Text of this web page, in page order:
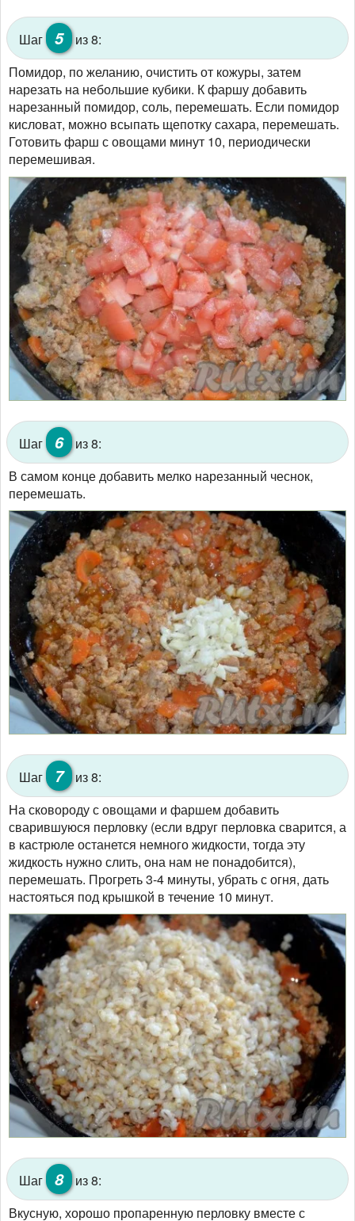
Шаг 5
из 8:
Помидор, по желанию, очистить от кожуры, затем
нарезать на небольшие кубики. К фаршу добавить
нарезанный помидор, соль, перемешать. Если помидор
кисловат, можно всыпать щепотку сахара, перемешать.
Готовить фарш с овощами минут 10, периодически
перемешивая.
Шаг 6
из 8:
В самом конце добавить мелко нарезанный чеснок,
перемешать.
Шаг 7
из 8:
На сковороду с овощами и фаршем добавить
сварившуюся перловку (если вдруг перловка сварится, а
в кастрюле останется немного жидкости, тогда эту
жидкость нужно слить, она нам не понадобится),
перемешать. Прогреть 3-4 минуты, убрать с огня, дать
настояться под крышкой в течение 10 минут.
Шаг 8
из 8:
Вкусную, хорошо пропаренную перловку вместе с